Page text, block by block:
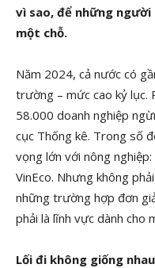
vì sao, để những
một chỗ.
Năm 2024, cả nước có
trường – mức cao kỷ lục.
58.000 doanh nghiệp
cục Thống kê. Trong số
vọng lớn với nông
VinEco. Nhưng không
những trường hợp đơn
phải là lĩnh vực dành cho
Lối đi không giống nhau